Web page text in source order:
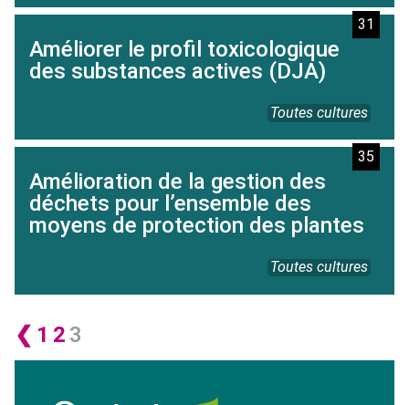
Améliorer le profil toxicologique
des substances actives (DJA)
31
Toutes cultures
Amélioration de la gestion des
déchets pour l’ensemble des
moyens de protection des plantes
35
Toutes cultures
❮ 1 2 3